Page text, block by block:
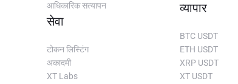
आधिकारिक सत्यापन
सेवा
टोकन लिस्टिंग
अकादमी
XT Labs
व्यापार
BTC USDT
ETH USDT
XRP USDT
XT USDT